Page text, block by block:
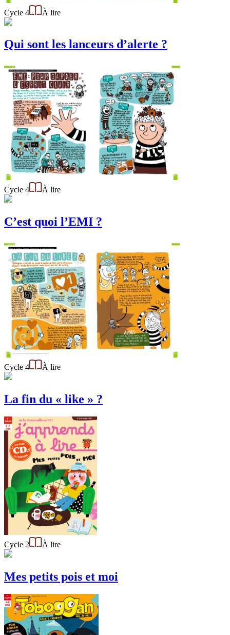
Cycle 4 À lire
Qui sont les lanceurs d’alerte ?
Cycle 4 À lire
C’est quoi l’EMI ?
Cycle 4 À lire
La fin du « like » ?
Cycle 2 À lire
Mes petits pois et moi